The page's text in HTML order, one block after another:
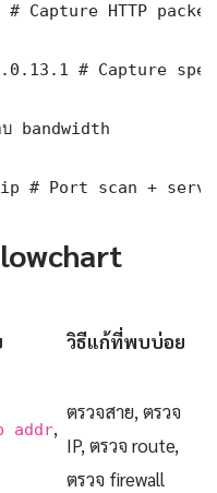
Capture HTTP
# Capture
bandwidth
ip # Port scan +
วิธีแก้ที่พบบ่อย
addr,
ตรวจสาย, ตรวจ
IP, ตรวจ route,
ตรวจ firewall